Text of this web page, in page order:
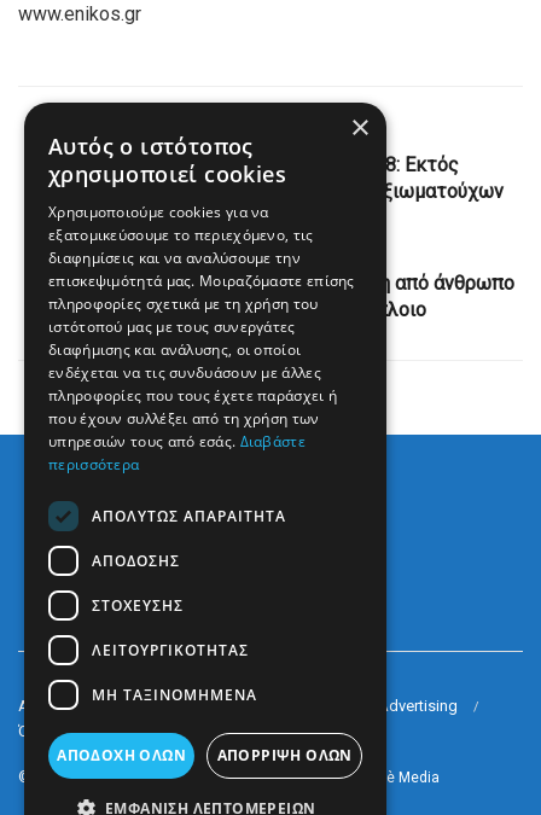
www.enikos.gr
Γιάννης Λοβέρδος στον Realfm 97,8: Εκτός
πραγματικότητας δηλώσεις Τούρκων αξιωματούχων
Next Post
Χανταϊός: Ο ΠΟΥ υποψιάζεται «μετάδοση από άνθρωπο
σε άνθρωπο» στο κρουαζιερόπλοιο
Arkè Media Group Radio Preveza 93
Arkè Advertising
Όροι και Προϋποθέσεις
Επικοινωνία
© 2022PrevezapostInspired byArkè AdvPartner of Arkè Media
×
Αυτός ο ιστότοπος
χρησιμοποιεί cookies
Χρησιμοποιούμε cookies για να
εξατομικεύσουμε το περιεχόμενο, τις
διαφημίσεις και να αναλύσουμε την
επισκεψιμότητά μας. Μοιραζόμαστε επίσης
πληροφορίες σχετικά με τη χρήση του
ιστότοπού μας με τους συνεργάτες
διαφήμισης και ανάλυσης, οι οποίοι
ενδέχεται να τις συνδυάσουν με άλλες
πληροφορίες που τους έχετε παράσχει ή
που έχουν συλλέξει από τη χρήση των
υπηρεσιών τους από εσάς. Διαβάστε
περισσότερα
ΑΠΟΛΎΤΩΣ ΑΠΑΡΑΊΤΗΤΑ
ΑΠΌΔΟΣΗΣ
ΣΤΌΧΕΥΣΗΣ
ΛΕΙΤΟΥΡΓΙΚΌΤΗΤΑΣ
ΜΗ ΤΑΞΙΝΟΜΗΜΈΝΑ
ΑΠΟΔΟΧΉ ΌΛΩΝ ΑΠΌΡΡΙΨΗ ΌΛΩΝ
ΕΜΦΆΝΙΣΗ ΛΕΠΤΟΜΕΡΕΙΏΝ